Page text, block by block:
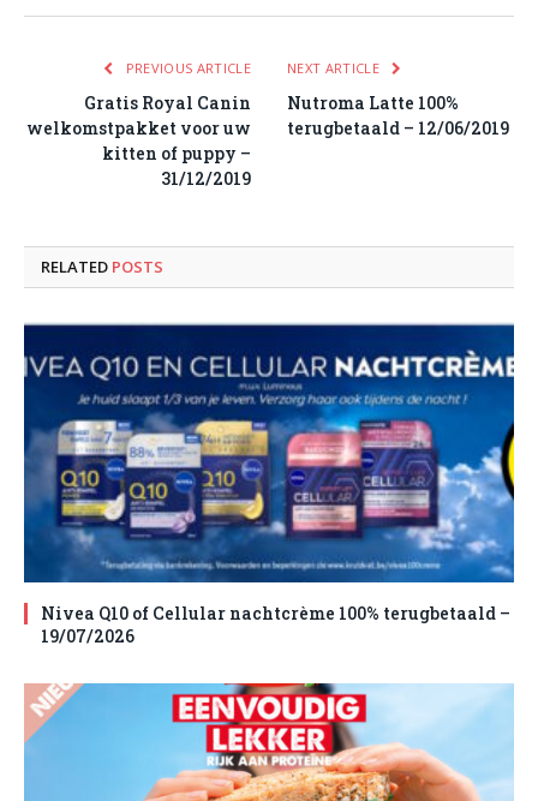
PREVIOUS ARTICLE
Gratis Royal Canin
welkomstpakket voor uw
kitten of puppy –
31/12/2019
NEXT ARTICLE
Nutroma Latte 100%
terugbetaald – 12/06/2019
RELATED POSTS
Nivea Q10 of Cellular nachtcrème 100% terugbetaald –
19/07/2026